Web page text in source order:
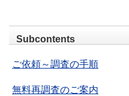
Subcontents
ご依頼～調査の手順
無料再調査のご案内